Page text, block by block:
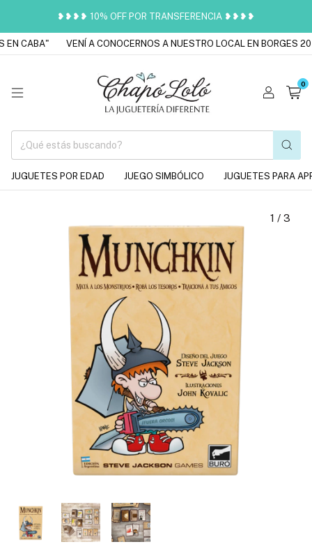
❥❥❥❥ 10% OFF POR TRANSFERENCIA ❥❥❥❥
CABA" VENÍ A CONOCERNOS A NUESTRO LOCAL EN BORGES
0
JUGUETES POR EDAD JUEGO SIMBÓLICO JUGUETES PARA
1 / 3